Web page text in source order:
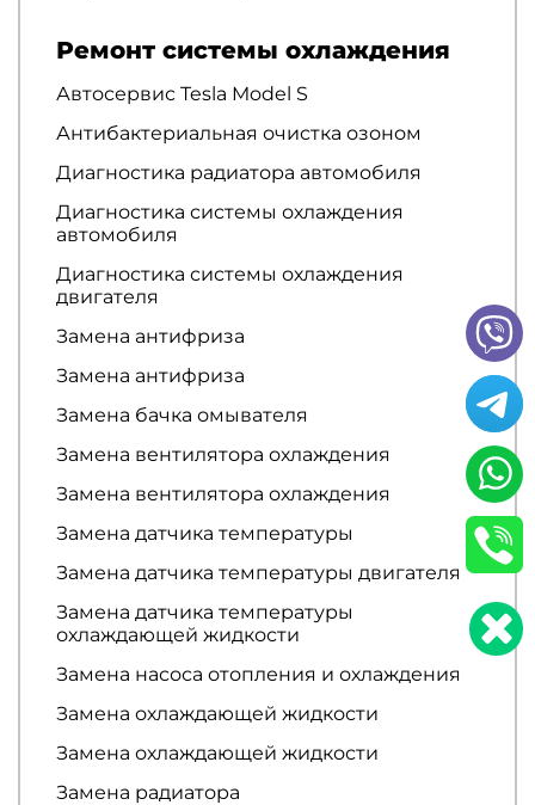
Ремонт системы охлаждения
Автосервис Tesla Model S
Антибактериальная очистка озоном
Диагностика радиатора автомобиля
Диагностика системы охлаждения
автомобиля
Диагностика системы охлаждения
двигателя
Замена антифриза
Замена антифриза
Замена бачка омывателя
Замена вентилятора охлаждения
Замена вентилятора охлаждения
Замена датчика температуры
Замена датчика температуры двигателя
Замена датчика температуры
охлаждающей жидкости
Замена насоса отопления и охлаждения
Замена охлаждающей жидкости
Замена охлаждающей жидкости
Замена радиатора